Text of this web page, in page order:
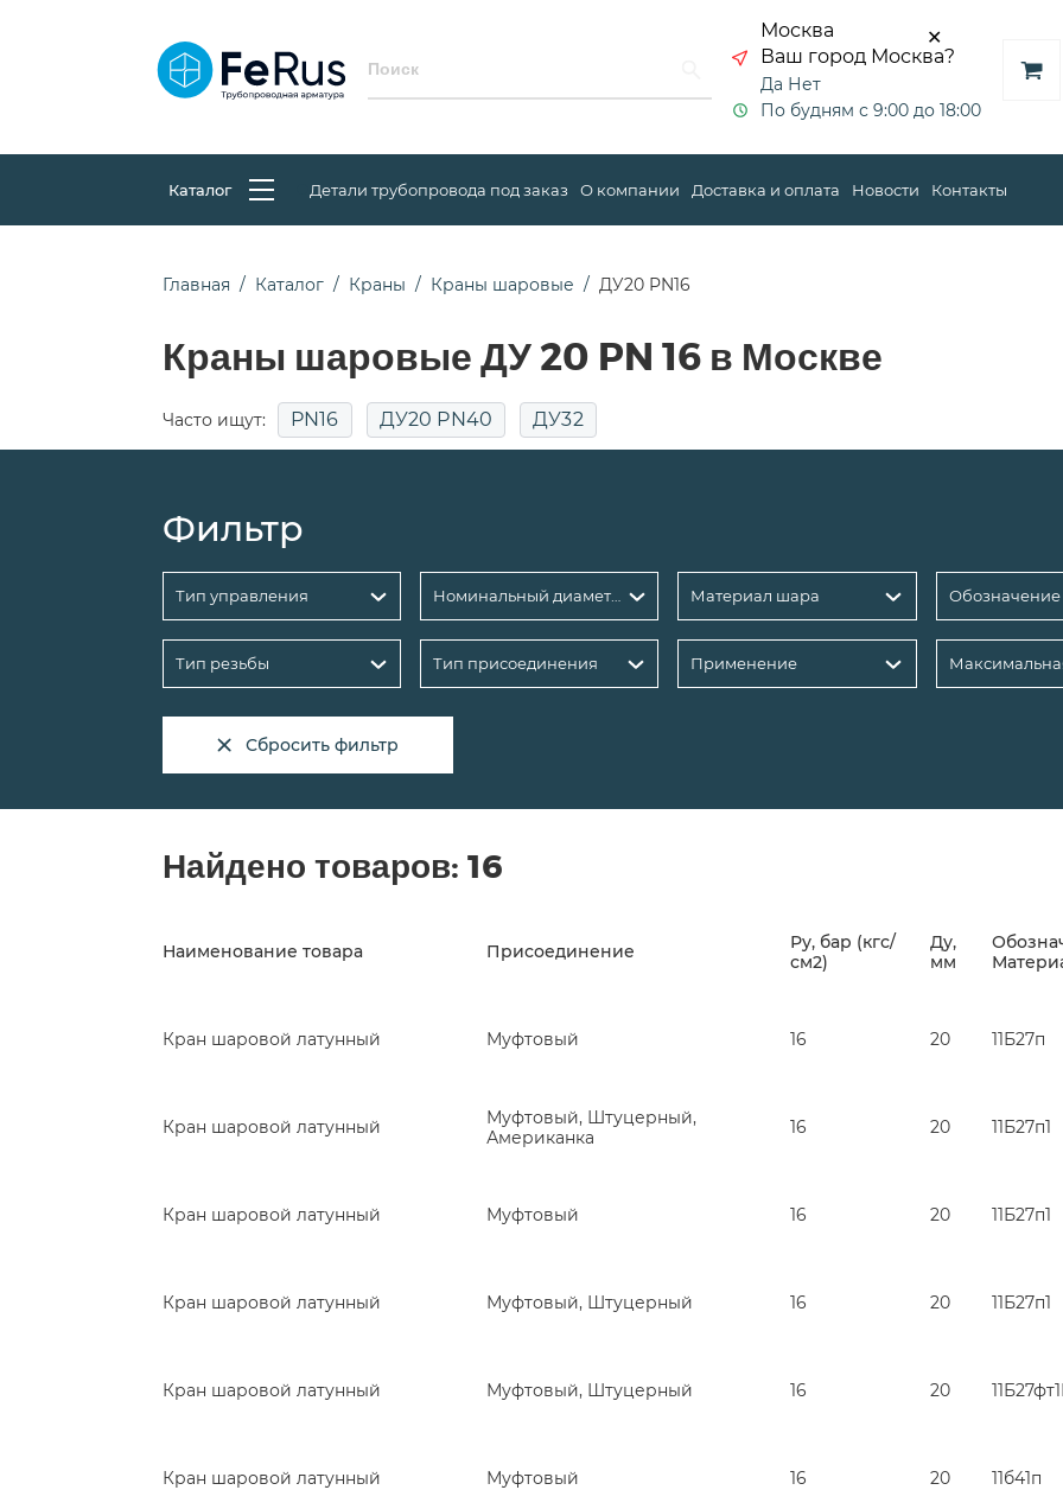
Москва
✕
Ваш город Москва?
Да Нет
По будням с 9:00 до 18:00
Каталог Детали трубопровода под заказ О компании Доставка и оплата Новости Контакты
Главная Каталог Краны Краны шаровые ДУ20 PN16
Краны шаровые ДУ 20 PN 16 в Москве
Часто ищут: PN16 ДУ20 PN40 ДУ32
Фильтр
Тип управления Материал шара Обозначение
Тип резьбы Тип присоединения Применение
Сбросить фильтр
Найдено товаров: 16
Наименование товара Присоединение
Ру, бар (кгс/
см2)
Ду,
мм
Кран шаровой латунный Муфтовый 16 20 11Б27п
Кран шаровой латунный
Муфтовый, Штуцерный,
Американка
16 20 11Б27п1
Кран шаровой латунный Муфтовый 16 20 11Б27п1
Кран шаровой латунный Муфтовый, Штуцерный 16 20 11Б27п1
Кран шаровой латунный Муфтовый, Штуцерный 16 20
Кран шаровой латунный Муфтовый 16 20 11б41п